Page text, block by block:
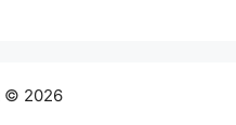
© 2026